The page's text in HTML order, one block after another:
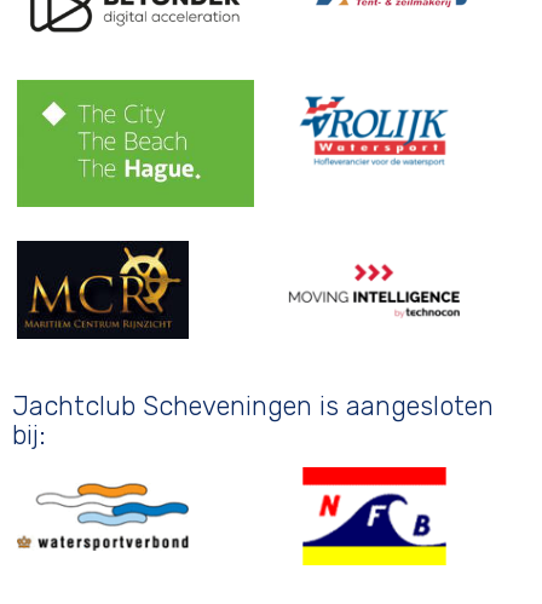
Jachtclub Scheveningen is aangesloten
bij: